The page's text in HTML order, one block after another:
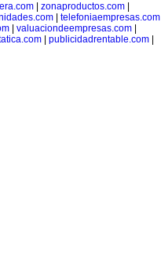
zonaproductos.com
telefoniaempresas.com
valuaciondeempresas.com
publicidadrentable.com